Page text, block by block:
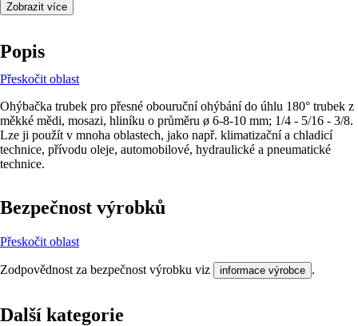
Zobrazit více
Popis
Přeskočit oblast
Ohýbačka trubek pro přesné obouruční ohýbání do úhlu 180° trubek z
měkké mědi, mosazi, hliníku o průměru ø 6-8-10 mm; 1/4 - 5/16 - 3/8.
Lze ji použít v mnoha oblastech, jako např. klimatizační a chladicí
technice, přívodu oleje, automobilové, hydraulické a pneumatické
technice.
Bezpečnost výrobků
Přeskočit oblast
Zodpovědnost za bezpečnost výrobku viz informace výrobce .
Další kategorie